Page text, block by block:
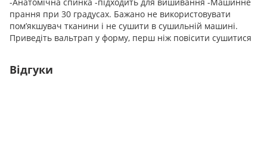
-Анатомічна спинка -підходить для вишивання -Машинне
прання при 30 градусах. Бажано не використовувати
пом’якшувач тканини і не сушити в сушильній машині.
Приведіть вальтрап у форму, перш ніж повісити сушитися
Відгуки